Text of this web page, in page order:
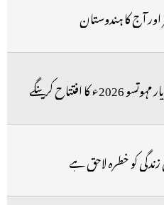
آج کا ہندوستان
افتتاح کرینگے
کو خطرہ لاحق ہے